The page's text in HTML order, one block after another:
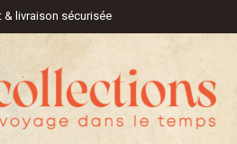
& livraison sécurisée